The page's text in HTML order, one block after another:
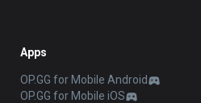
Apps
OP.GG for Mobile Android
OP.GG for Mobile iOS